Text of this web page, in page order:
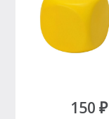
150 ₽